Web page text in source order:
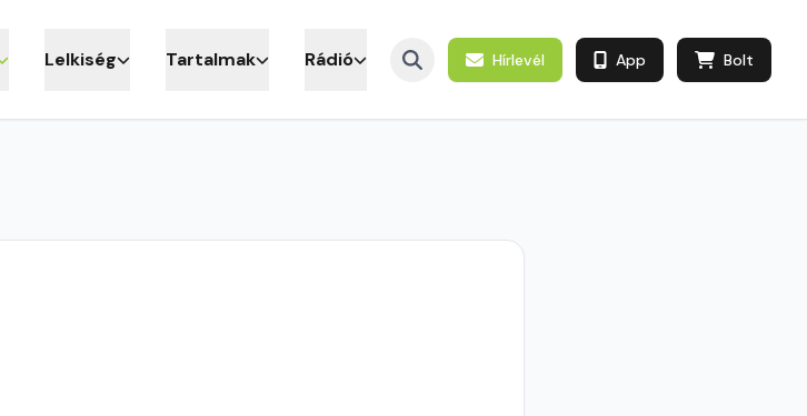
Lelkiség Tartalmak Rádió Hírlevél App Bolt